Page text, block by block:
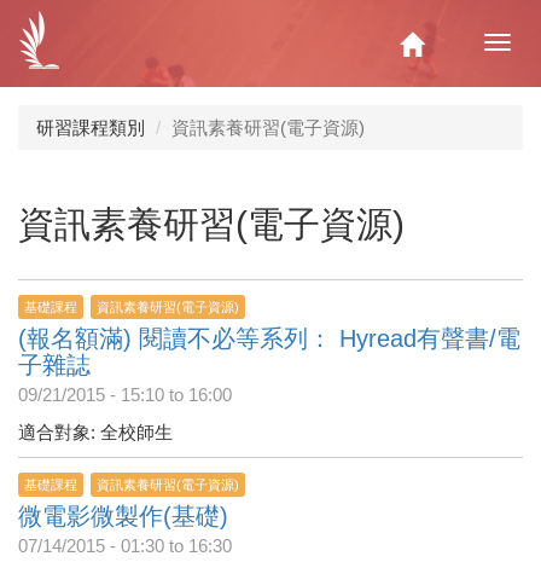
內
Home
研習課程類別 資訊素養研習(電子資源)
資訊素養研習(電子資源)
基礎課程 資訊素養研習(電子資源)
(報名額滿) 閱讀不必等系列： Hyread有聲書/電
子雜誌
09/21/2015 - 15:10 to 16:00
適合對象: 全校師生
基礎課程 資訊素養研習(電子資源)
微電影微製作(基礎)
07/14/2015 - 01:30 to 16:30